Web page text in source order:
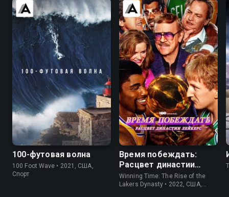
8.3 8.1
100-футовая волна
100 Foot Wave • 2021, США,
Спорт
8.6 8.3
Время побеждать:
Расцвет династии
Лейкерс
Winning Time: The Rise of the
Lakers Dynasty • 2022, США,